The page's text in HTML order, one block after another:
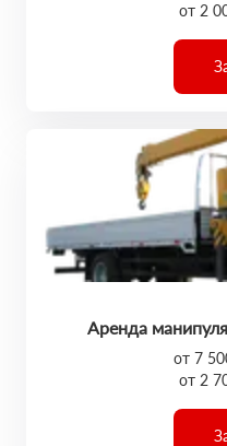
от 2
Аренда
от 7
от 2